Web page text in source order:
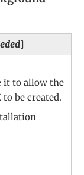
]
it to allow the
be created.